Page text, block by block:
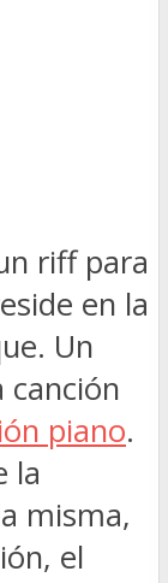
riff para
en la
Un
canción
piano.
la
misma,
el